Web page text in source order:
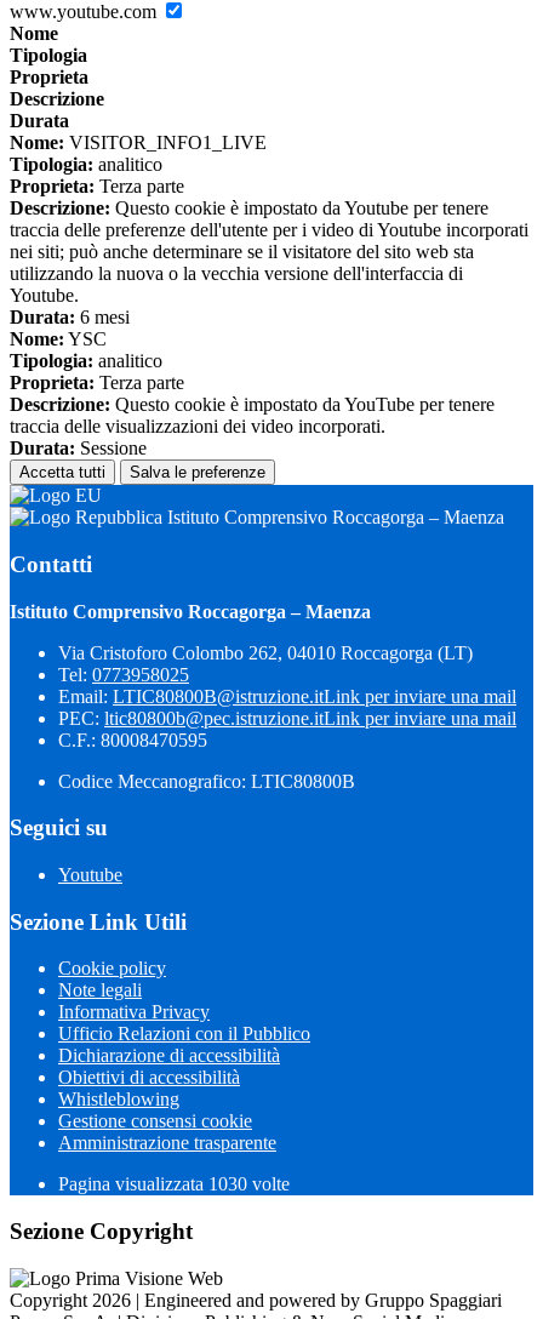
www.youtube.com
Nome
Tipologia
Proprieta
Descrizione
Durata
Nome: VISITOR_INFO1_LIVE
Tipologia: analitico
Proprieta: Terza parte
Descrizione: Questo cookie è impostato da Youtube per tenere
traccia delle preferenze dell'utente per i video di Youtube incorporati
nei siti; può anche determinare se il visitatore del sito web sta
utilizzando la nuova o la vecchia versione dell'interfaccia di
Youtube.
Durata: 6 mesi
Nome: YSC
Tipologia: analitico
Proprieta: Terza parte
Descrizione: Questo cookie è impostato da YouTube per tenere
traccia delle visualizzazioni dei video incorporati.
Durata: Sessione
Accetta tutti Salva le preferenze
Istituto Comprensivo Roccagorga – Maenza
Contatti
Istituto Comprensivo Roccagorga – Maenza
Via Cristoforo Colombo 262, 04010 Roccagorga (LT)
Tel: 0773958025
Email: LTIC80800B@istruzione.itLink per inviare una mail
PEC: ltic80800b@pec.istruzione.itLink per inviare una mail
C.F.: 80008470595
Codice Meccanografico: LTIC80800B
Seguici su
Youtube
Sezione Link Utili
Cookie policy
Note legali
Informativa Privacy
Ufficio Relazioni con il Pubblico
Dichiarazione di accessibilità
Obiettivi di accessibilità
Whistleblowing
Gestione consensi cookie
Amministrazione trasparente
Pagina visualizzata 1030 volte
Sezione Copyright
Copyright 2026 | Engineered and powered by Gruppo Spaggiari